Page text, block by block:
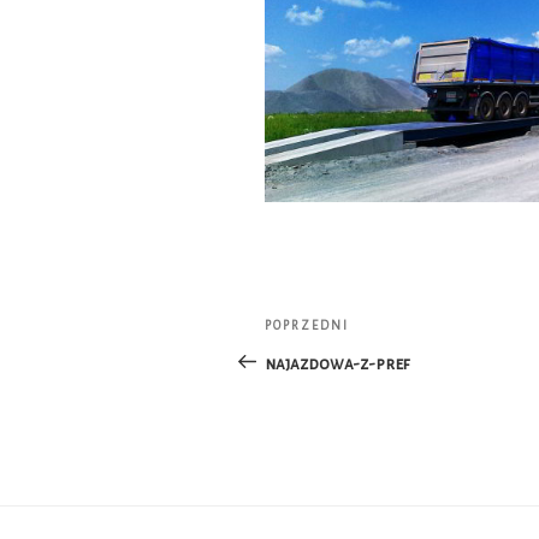
Nawigacja
wpisu
Poprzedni
wpis
POPRZEDNI
najazdowa-z-pref